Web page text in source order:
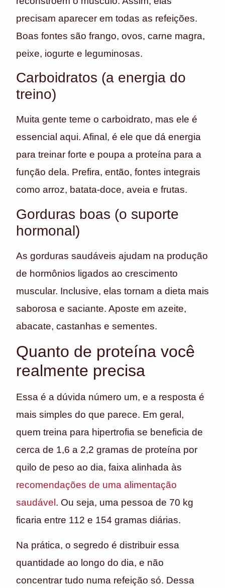
precisam aparecer em todas as refeições.
Boas fontes são frango, ovos, carne magra,
peixe, iogurte e leguminosas.
Carboidratos (a energia do
treino)
Muita gente teme o carboidrato, mas ele é
essencial aqui. Afinal, é ele que dá energia
para treinar forte e poupa a proteína para a
função dela. Prefira, então, fontes integrais
como arroz, batata-doce, aveia e frutas.
Gorduras boas (o suporte
hormonal)
As gorduras saudáveis ajudam na produção
de hormônios ligados ao crescimento
muscular. Inclusive, elas tornam a dieta mais
saborosa e saciante. Aposte em azeite,
abacate, castanhas e sementes.
Quanto de proteína você
realmente precisa
Essa é a dúvida número um, e a resposta é
mais simples do que parece. Em geral,
quem treina para hipertrofia se beneficia de
cerca de 1,6 a 2,2 gramas de proteína por
quilo de peso ao dia, faixa alinhada às
recomendações de uma alimentação
saudável . Ou seja, uma pessoa de 70 kg
ficaria entre 112 e 154 gramas diárias.
Na prática, o segredo é distribuir essa
quantidade ao longo do dia, e não
concentrar tudo numa refeição só. Dessa